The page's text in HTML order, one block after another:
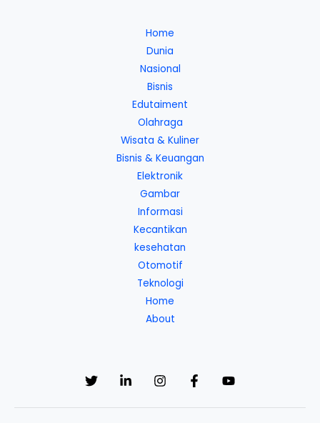
Home
Dunia
Nasional
Bisnis
Edutaiment
Olahraga
Wisata & Kuliner
Bisnis & Keuangan
Elektronik
Gambar
Informasi
Kecantikan
kesehatan
Otomotif
Teknologi
Home
About